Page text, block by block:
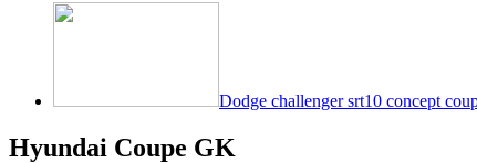
Dodge challenger srt10 concept
Hyundai Coupe GK